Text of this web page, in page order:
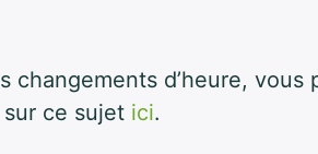
changements d’heure, vous
ce sujet ici.